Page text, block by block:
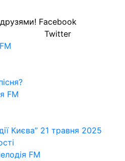
Facebook
Twitter
FM
Києва” 21 травня 2025
FM